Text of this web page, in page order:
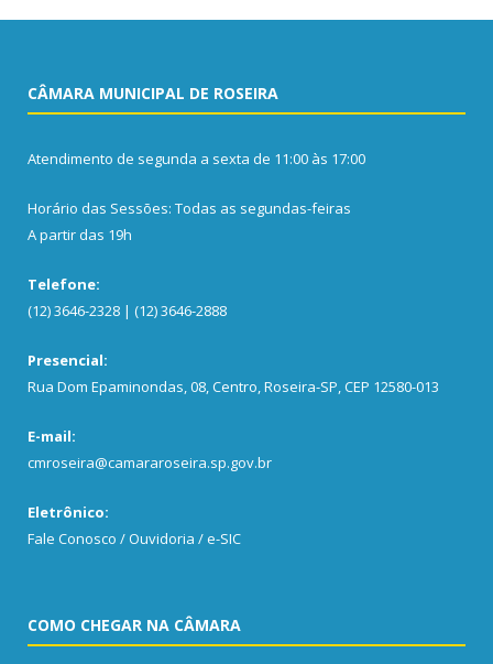
CÂMARA MUNICIPAL DE ROSEIRA
Atendimento de segunda a sexta de 11:00 às 17:00
Horário das Sessões: Todas as segundas-feiras
A partir das 19h
Telefone:
(12) 3646-2328 | (12) 3646-2888
Presencial:
Rua Dom Epaminondas, 08, Centro, Roseira-SP, CEP 12580-013
E-mail:
cmroseira@camararoseira.sp.gov.br
Eletrônico:
Fale Conosco / Ouvidoria / e-SIC
COMO CHEGAR NA CÂMARA